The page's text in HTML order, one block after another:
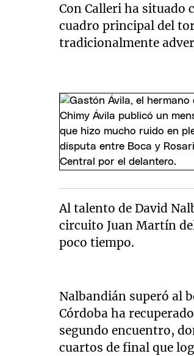
Con Calleri ha situado
cuadro principal del
tradicionalmente
Al talento de David
circuito Juan Martín
poco tiempo.
Nalbandián superó al
Córdoba ha
segundo encuentro,
cuartos de final que